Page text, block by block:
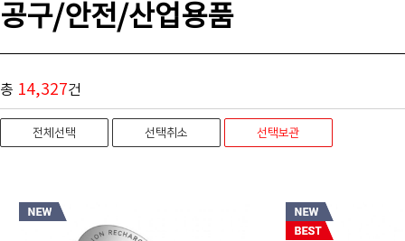
공구/안전/산업용품
총 14,327건